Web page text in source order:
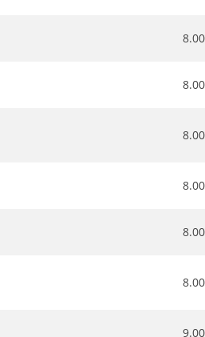
8.00
8.00
8.00
8.00
8.00
8.00
9.00